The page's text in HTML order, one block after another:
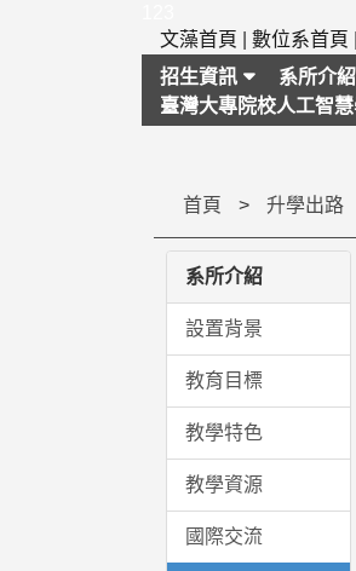
文藻首頁
數位系首頁
招生資訊
系所介紹
臺灣大專院校人工智
首頁 升學出路
系所介紹
設置背景
教育目標
教學特色
教學資源
國際交流